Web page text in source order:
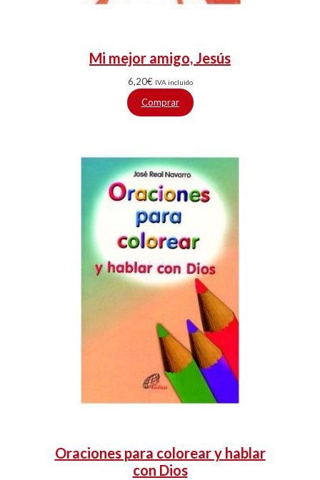
Mi mejor amigo, Jesús
6,20€ IVA incluido
Comprar
Oraciones para colorear y hablar
con Dios